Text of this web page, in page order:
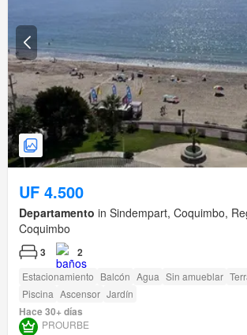
UF 4.500
Departamento in Sindempart, Coquimbo,
Coquimbo
3 2
Estacionamiento Balcón Agua Sin amueblar
Piscina Ascensor Jardín
Hace 30+ días
PROURBE